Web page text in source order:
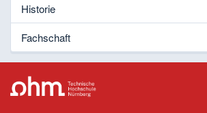
Historie
Fachschaft